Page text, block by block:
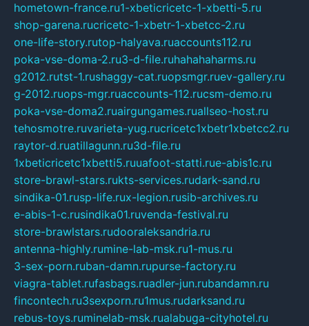
hometown-france.ru1-xbeticricetc-1-xbetti-5.ru
shop-garena.rucricetc-1-xbetr-1-xbetcc-2.ru
one-life-story.rutop-halyava.ruaccounts112.ru
poka-vse-doma-2.ru3-d-file.ruhahahaharms.ru
g2012.rutst-1.rushaggy-cat.ruopsmgr.ruev-gallery.ru
g-2012.ruops-mgr.ruaccounts-112.rucsm-demo.ru
poka-vse-doma2.ruairgungames.ruallseo-host.ru
tehosmotre.ruvarieta-yug.rucricetc1xbetr1xbetcc2.ru
raytor-d.ruatillagunn.ru3d-file.ru
1xbeticricetc1xbetti5.ruuafoot-statti.rue-abis1c.ru
store-brawl-stars.rukts-services.rudark-sand.ru
sindika-01.rusp-life.rux-legion.rusib-archives.ru
e-abis-1-c.rusindika01.ruvenda-festival.ru
store-brawlstars.rudooraleksandria.ru
antenna-highly.rumine-lab-msk.ru1-mus.ru
3-sex-porn.ruban-damn.rupurse-factory.ru
viagra-tablet.rufasbags.ruadler-jun.rubandamn.ru
fincontech.ru3sexporn.ru1mus.rudarksand.ru
rebus-toys.ruminelab-msk.rualabuga-cityhotel.ru